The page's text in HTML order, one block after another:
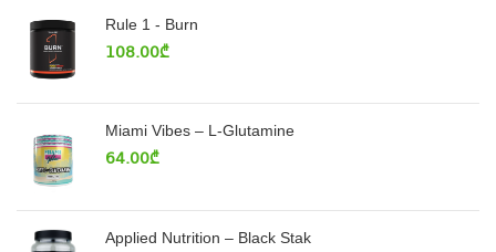
Rule 1 - Burn
108.00₾
Miami Vibes – L-Glutamine
64.00₾
Applied Nutrition – Black Stak